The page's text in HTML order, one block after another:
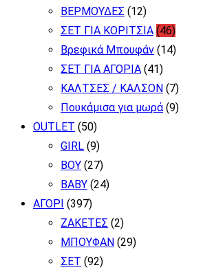
ΒΕΡΜΟΥΔΕΣ (12)
ΣΕΤ ΓΙΑ ΚΟΡΙΤΣΙΑ (46)
Βρεφικά Μπουφάν (14)
ΣΕΤ ΓΙΑ ΑΓΟΡΙΑ (41)
ΚΑΛΤΣΕΣ / ΚΑΛΣΟΝ (7)
Πουκάμισα για μωρά (9)
OUTLET (50)
GIRL (9)
BOY (27)
BABY (24)
ΑΓΟΡΙ (397)
ΖΑΚΕΤΕΣ (2)
ΜΠΟΥΦΑΝ (29)
ΣΕΤ (92)